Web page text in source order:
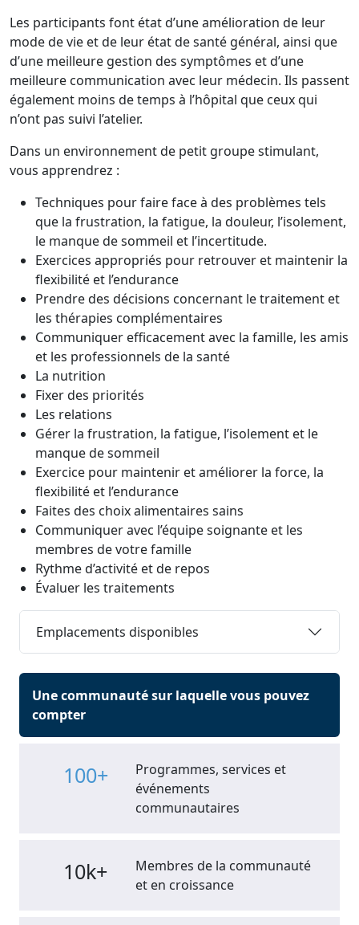
Les participants font état d’une amélioration de leur
mode de vie et de leur état de santé général, ainsi que
d’une meilleure gestion des symptômes et d’une
meilleure communication avec leur médecin. Ils passent
également moins de temps à l’hôpital que ceux qui
n’ont pas suivi l’atelier.
Dans un environnement de petit groupe stimulant,
vous apprendrez :
Techniques pour faire face à des problèmes tels
que la frustration, la fatigue, la douleur, l’isolement,
le manque de sommeil et l’incertitude.
Exercices appropriés pour retrouver et maintenir la
flexibilité et l’endurance
Prendre des décisions concernant le traitement et
les thérapies complémentaires
Communiquer efficacement avec la famille, les amis
et les professionnels de la santé
La nutrition
Fixer des priorités
Les relations
Gérer la frustration, la fatigue, l’isolement et le
manque de sommeil
Exercice pour maintenir et améliorer la force, la
flexibilité et l’endurance
Faites des choix alimentaires sains
Communiquer avec l’équipe soignante et les
membres de votre famille
Rythme d’activité et de repos
Évaluer les traitements
Emplacements disponibles
Une communauté sur laquelle vous pouvez
compter
100+
Programmes, services et
événements
communautaires
10k+
Membres de la communauté
et en croissance